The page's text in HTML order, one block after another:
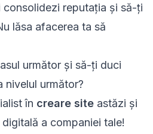
reputația și să-ți
lăsa afacerea ta să
următor și să-ți duci
nivelul următor?
în creare site astăzi și
a companiei tale!